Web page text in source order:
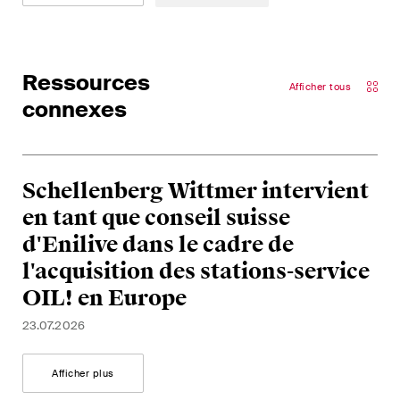
Ressources
connexes
Afficher tous
Schellenberg Wittmer intervient
en tant que conseil suisse
d'Enilive dans le cadre de
l'acquisition des stations-service
OIL! en Europe
23.07.2026
Afficher plus
de gouvernance d'entreprise.
The Board's View
Analyse concise des
principales tendances dans le
monde en pleine évolution de
la gouvernance d'entreprise
pour les membres des conseils
d'administration des sociétés
suisses.
The M&A Perspective
Une mise à jour régulière d'un